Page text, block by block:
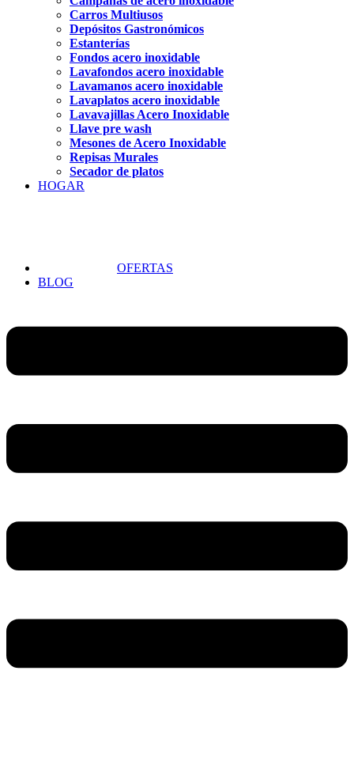
Carros Multiusos
Depósitos Gastronómicos
Estanterías
Fondos acero inoxidable
Lavafondos acero inoxidable
Lavamanos acero inoxidable
Lavaplatos acero inoxidable
Lavavajillas Acero Inoxidable
Llave pre wash
Mesones de Acero Inoxidable
Repisas Murales
Secador de platos
HOGAR
OFERTAS
BLOG